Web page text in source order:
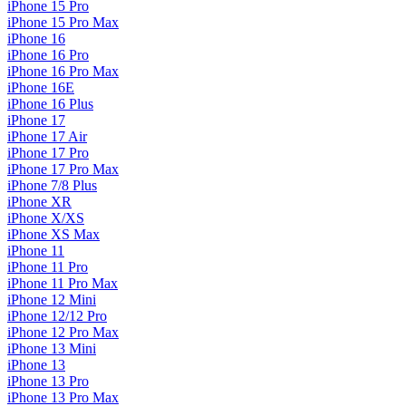
iPhone 15 Pro
iPhone 15 Pro Max
iPhone 16
iPhone 16 Pro
iPhone 16 Pro Max
iPhone 16E
iPhone 16 Plus
iPhone 17
iPhone 17 Air
iPhone 17 Pro
iPhone 17 Pro Max
iPhone 7/8 Plus
iPhone XR
iPhone X/XS
iPhone XS Max
iPhone 11
iPhone 11 Pro
iPhone 11 Pro Max
iPhone 12 Mini
iPhone 12/12 Pro
iPhone 12 Pro Max
iPhone 13 Mini
iPhone 13
iPhone 13 Pro
iPhone 13 Pro Max